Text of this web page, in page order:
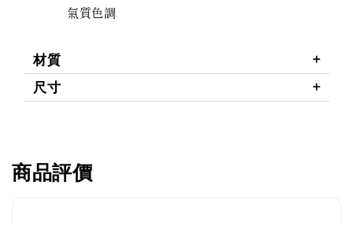
氣質色調
材質
尺寸
商品評價